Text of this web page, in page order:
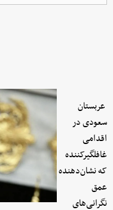
عربستان
سعودی در
اقدامی
غافلگیرکننده
که نشان‌دهنده
عمق
نگرانی‌های